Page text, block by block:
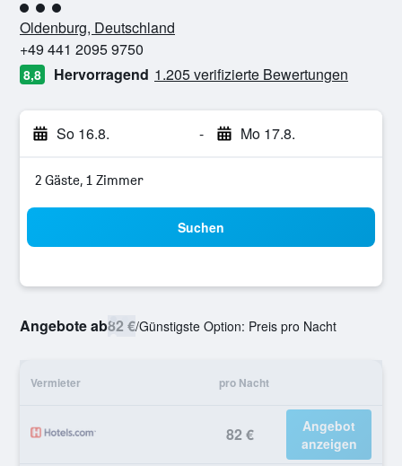
Bewertungskategorie 3
Oldenburg, Deutschland
+49 441 2095 9750
8,8 Hervorragend 1.205 verifizierte Bewertungen
So 16.8. - Mo 17.8.
2 Gäste, 1 Zimmer
Suchen
Angebote ab82 €/Günstigste Option: Preis pro Nacht
Vermieter pro Nacht
82 €
Angebot
anzeigen